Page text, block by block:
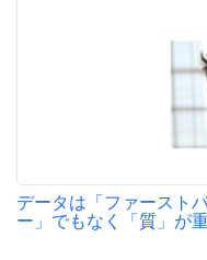
データは「ファースト
ー」でもなく「質」が